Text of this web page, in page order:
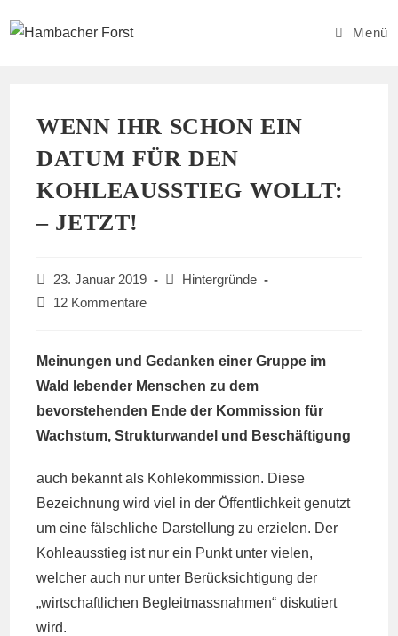
Inhalt
Menü
WENN IHR SCHON EIN
DATUM FÜR DEN
KOHLEAUSSTIEG WOLLT:
– JETZT!
Beitrag
veröffentlicht:
23. Januar 2019
Beitrags-
Hintergründe
Beitrags-
12 Kommentare
Meinungen und Gedanken einer Gruppe im
Wald lebender Menschen zu dem
bevorstehenden Ende der Kommission für
Wachstum, Strukturwandel und Beschäftigung
auch bekannt als Kohlekommission. Diese
Bezeichnung wird viel in der Öffentlichkeit genutzt
um eine fälschliche Darstellung zu erzielen. Der
Kohleausstieg ist nur ein Punkt unter vielen,
welcher auch nur unter Berücksichtigung der
„wirtschaftlichen Begleitmassnahmen“ diskutiert
wird.